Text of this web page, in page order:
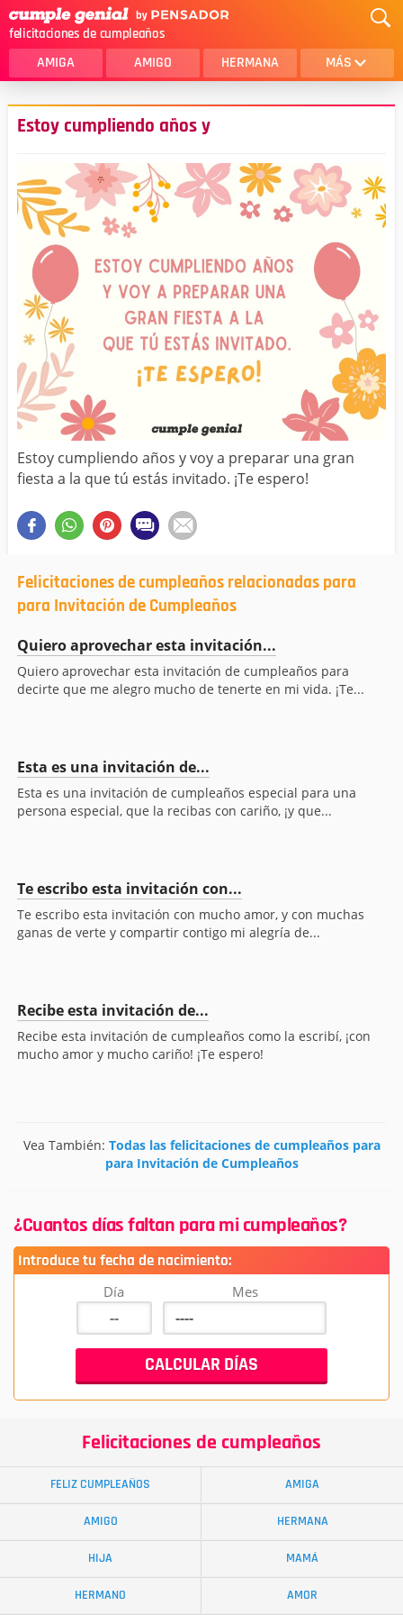
felicitaciones de cumpleaños
AMIGA AMIGO HERMANA MÁS
MAMA
AMOR
SOBRINA
HIJA
HERMANO
HIJO
ESPOSO
PAPA
HOMBRE
CUÑADA
ALGUIEN ESPECIAL
Estoy cumpliendo años y
Estoy cumpliendo años y voy a preparar una gran
fiesta a la que tú estás invitado. ¡Te espero!
Felicitaciones de cumpleaños relacionadas para
para Invitación de Cumpleaños
Quiero aprovechar esta invitación...
Quiero aprovechar esta invitación de cumpleaños para
decirte que me alegro mucho de tenerte en mi vida. ¡Te...
Esta es una invitación de...
Esta es una invitación de cumpleaños especial para una
persona especial, que la recibas con cariño, ¡y que...
Te escribo esta invitación con...
Te escribo esta invitación con mucho amor, y con muchas
ganas de verte y compartir contigo mi alegría de...
Recibe esta invitación de...
Recibe esta invitación de cumpleaños como la escribí, ¡con
mucho amor y mucho cariño! ¡Te espero!
Vea También: Todas las felicitaciones de cumpleaños para
para Invitación de Cumpleaños
¿Cuantos días faltan para mi cumpleaños?
Introduce tu fecha de nacimiento:
Día Mes
Felicitaciones de cumpleaños
FELIZ CUMPLEAÑOS AMIGA
AMIGO HERMANA
HIJA MAMÁ
HERMANO AMOR